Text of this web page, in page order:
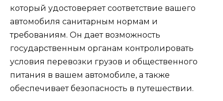
который удостоверяет соответствие вашего
автомобиля санитарным нормам и
требованиям. Он дает возможность
государственным органам контролировать
условия перевозки грузов и общественного
питания в вашем автомобиле, а также
обеспечивает безопасность в путешествии.